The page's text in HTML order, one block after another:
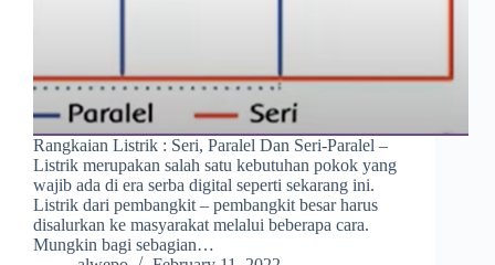
Rangkaian Listrik : Seri, Paralel Dan Seri-Paralel –
Listrik merupakan salah satu kebutuhan pokok yang
wajib ada di era serba digital seperti sekarang ini.
Listrik dari pembangkit – pembangkit besar harus
disalurkan ke masyarakat melalui beberapa cara.
Mungkin bagi sebagian…